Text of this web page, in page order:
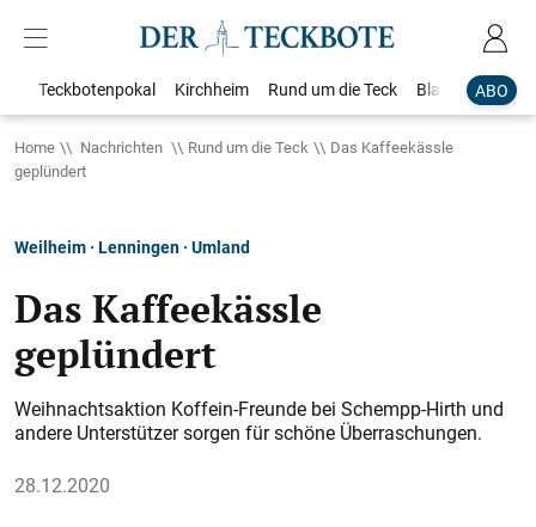
ABO
Teckbotenpokal Kirchheim Rund um die Teck Blaulicht
Home Nachrichten Rund um die Teck
Das Kaffeekässle
geplündert
Weilheim · Lenningen · Umland
Das Kaffeekässle
geplündert
Weihnachtsaktion Koffein-Freunde bei Schempp-Hirth und
andere Unterstützer sorgen für schöne Überraschungen.
28.12.2020